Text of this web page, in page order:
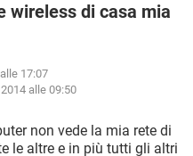
WHATSAPP
FACEBOOK
GAMING
WINDOWS 10
FACEBOOK
ANDROID
WHATSAPP
ANDROID
wireless di casa mia
17:07
alle 09:50
non vede la mia rete di
le altre e in più tutti gli altri